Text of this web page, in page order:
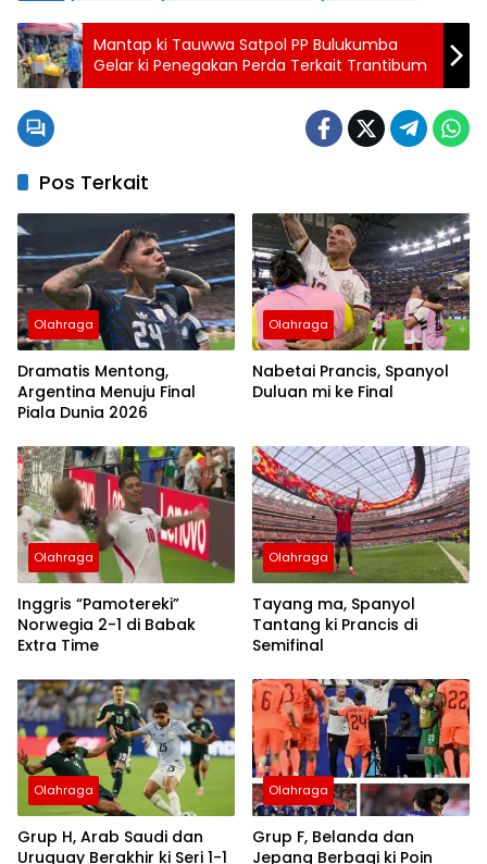
Mantap ki Tauwwa Satpol PP Bulukumba
Gelar ki Penegakan Perda Terkait Trantibum
Pos Terkait
Olahraga
Dramatis Mentong,
Argentina Menuju Final
Piala Dunia 2026
Olahraga
Nabetai Prancis, Spanyol
Duluan mi ke Final
Olahraga
Inggris “Pamotereki”
Norwegia 2-1 di Babak
Extra Time
Olahraga
Tayang ma, Spanyol
Tantang ki Prancis di
Semifinal
Olahraga
Grup H, Arab Saudi dan
Uruguay Berakhir ki Seri 1-1
Olahraga
Grup F, Belanda dan
Jepang Berbagi ki Poin